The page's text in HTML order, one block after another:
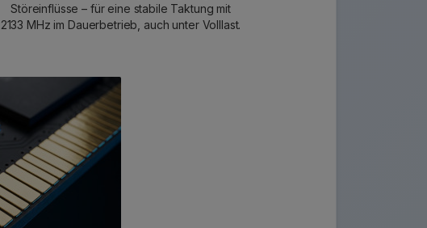
Störeinflüsse – für eine stabile Taktung mit
2133 MHz im Dauerbetrieb, auch unter Volllast.